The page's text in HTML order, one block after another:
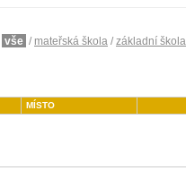
vše / mateřská škola / základní škola
MÍSTO